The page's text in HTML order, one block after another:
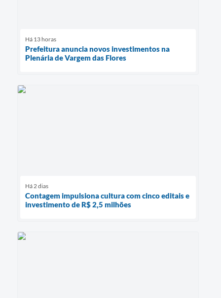
Há 13 horas
Prefeitura anuncia novos investimentos na
Plenária de Vargem das Flores
Há 2 dias
Contagem impulsiona cultura com cinco editais e
investimento de R$ 2,5 milhões